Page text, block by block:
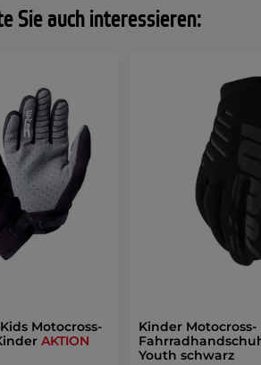
Sie auch interessieren:
Motocross-
AKTION
Kinder
Youth schwarz